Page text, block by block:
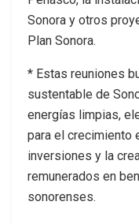
Sonora y otros
Plan Sonora.
* Estas reuniones
sustentable de
energías limpias,
para el crecimiento
inversiones y la
remunerados en
sonorenses.